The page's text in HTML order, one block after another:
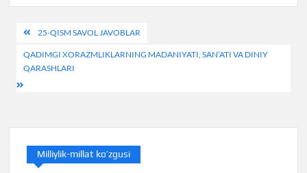
Post
menyusi
25-QISM SAVOL JAVOBLAR
QADIMGI XORAZMLIKLARNING MADANIYATI, SAN’ATI VA DINIY
QARASHLARI
Milliylik-millat ko’zgusi